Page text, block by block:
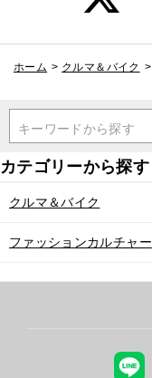
ホーム > クルマ＆バイク >
キーワードから探す
クルマ＆バイク
ファッションカルチャー